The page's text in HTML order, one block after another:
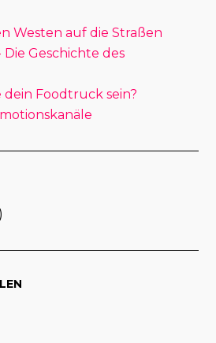
Westen auf die Straßen
Geschichte des
Foodtruck sein?